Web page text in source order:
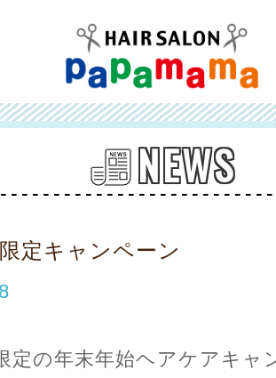
NEWS
定キャンペーン
定の年末年始ヘアケアキャ